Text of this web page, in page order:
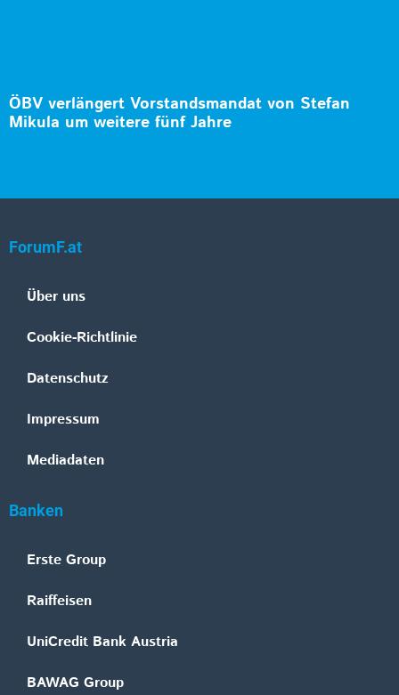
ÖBV verlängert Vorstandsmandat von Stefan
Mikula um weitere fünf Jahre
ForumF.at
Über uns
Cookie-Richtlinie
Datenschutz
Impressum
Mediadaten
Banken
Erste Group
Raiffeisen
UniCredit Bank Austria
BAWAG Group